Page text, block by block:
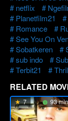
netflix
Planetfilm21
Romance
See You On
Sobatkeren
sub indo
Terbit21
RELATED
7 93